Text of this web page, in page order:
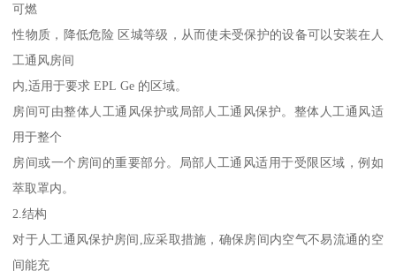
可燃
性物质，降低危险 区城等级，从而使未受保护的设备可以安装在人
工通风房间
内,适用于要求 EPL Ge 的区域。
房间可由整体人工通风保护或局部人工通风保护。整体人工通风适
用于整个
房间或一个房间的重要部分。局部人工通风适用于受限区域，例如
萃取罩内。
2.结构
对于人工通风保护房间,应采取措施，确保房间内空气不易流通的空
间能充